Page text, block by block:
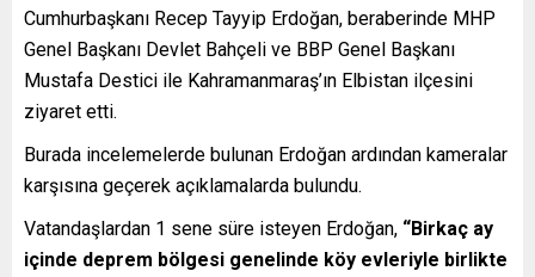
Cumhurbaşkanı Recep Tayyip Erdoğan, beraberinde MHP
Genel Başkanı Devlet Bahçeli ve BBP Genel Başkanı
Mustafa Destici ile Kahramanmaraş’ın Elbistan ilçesini
ziyaret etti.
Burada incelemelerde bulunan Erdoğan ardından kameralar
karşısına geçerek açıklamalarda bulundu.
Vatandaşlardan 1 sene süre isteyen Erdoğan, “Birkaç ay
içinde deprem bölgesi genelinde köy evleriyle birlikte